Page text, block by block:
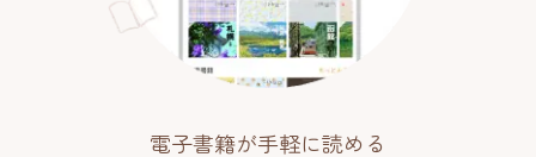
電子書籍が手軽に読める